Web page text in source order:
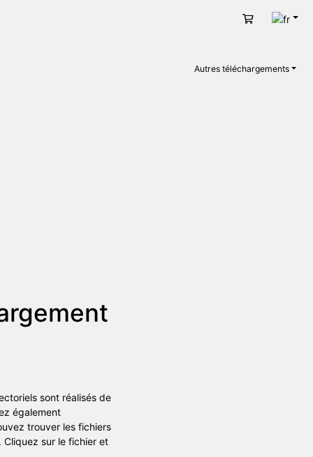
Panier
Autres téléchargements
sont réalisés de
également
trouver les fichiers
Cliquez sur le fichier et